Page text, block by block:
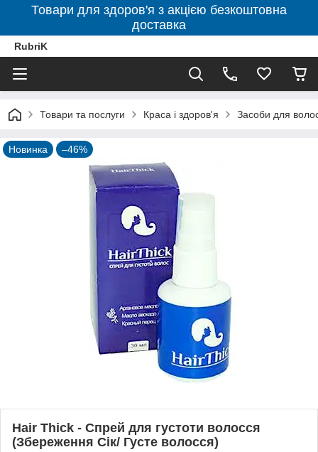
Товари для здоров'я з акцією безкоштовна
доставка
RubriK
Товари та послуги Краса і здоров'я Засоби для
Новинка –46%
Hair Thick - Спрей для густоти волосся
(Збереження Сік/ Густе волосся)